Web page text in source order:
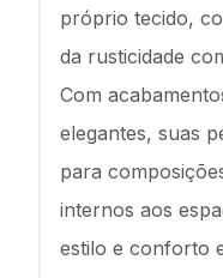
próprio tecido,
da rusticidade
Com
elegantes, suas
para
internos aos
estilo e conforto